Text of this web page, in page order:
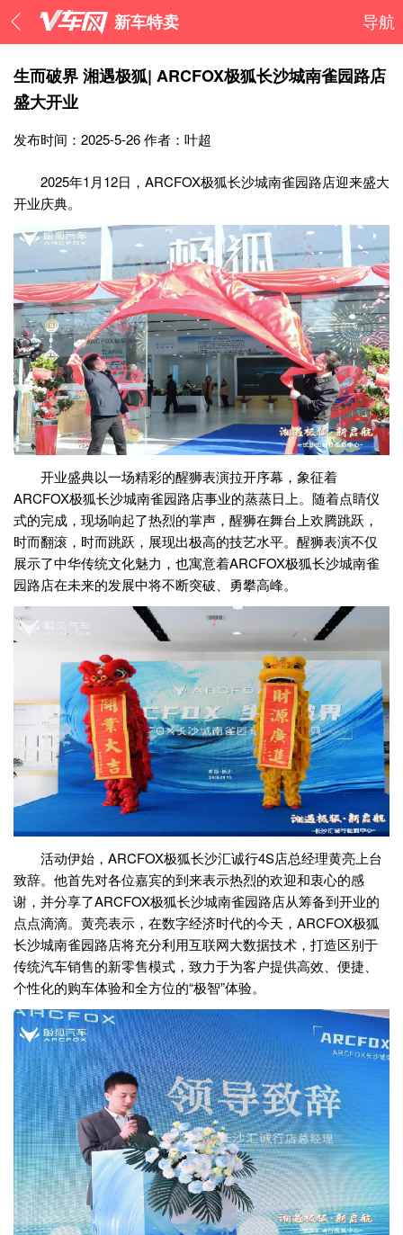
新车特卖 导航
生而破界 湘遇极狐| ARCFOX极狐长沙城南雀园路店
盛大开业
发布时间：2025-5-26作者：叶超
2025年1月12日，ARCFOX极狐长沙城南雀园路店迎来盛大
开业庆典。
开业盛典以一场精彩的醒狮表演拉开序幕，象征着
ARCFOX极狐长沙城南雀园路店事业的蒸蒸日上。随着点睛仪
式的完成，现场响起了热烈的掌声，醒狮在舞台上欢腾跳跃，
时而翻滚，时而跳跃，展现出极高的技艺水平。醒狮表演不仅
展示了中华传统文化魅力，也寓意着ARCFOX极狐长沙城南雀
园路店在未来的发展中将不断突破、勇攀高峰。
活动伊始，ARCFOX极狐长沙汇诚行4S店总经理黄亮上台
致辞。他首先对各位嘉宾的到来表示热烈的欢迎和衷心的感
谢，并分享了ARCFOX极狐长沙城南雀园路店从筹备到开业的
点点滴滴。黄亮表示，在数字经济时代的今天，ARCFOX极狐
长沙城南雀园路店将充分利用互联网大数据技术，打造区别于
传统汽车销售的新零售模式，致力于为客户提供高效、便捷、
个性化的购车体验和全方位的“极智”体验。